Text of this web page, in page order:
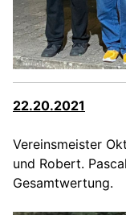
22.20.2021
Vereinsmeister
und Robert.
Gesamtwertung.